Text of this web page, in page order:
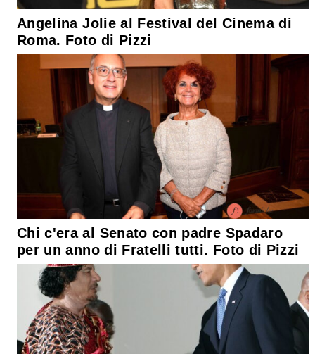
Angelina Jolie al Festival del Cinema di
Roma. Foto di Pizzi
Chi c'era al Senato con padre Spadaro
per un anno di Fratelli tutti. Foto di Pizzi